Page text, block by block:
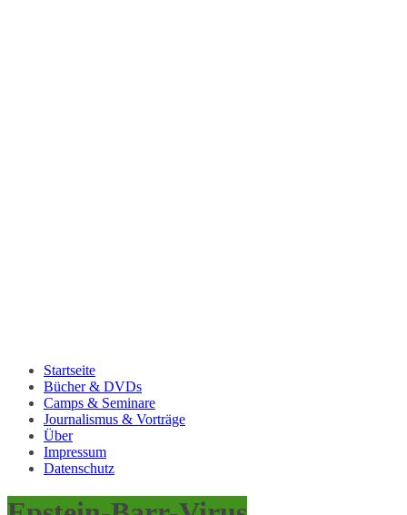
Startseite
Bücher & DVDs
Camps & Seminare
Journalismus & Vorträge
Über
Impressum
Datenschutz